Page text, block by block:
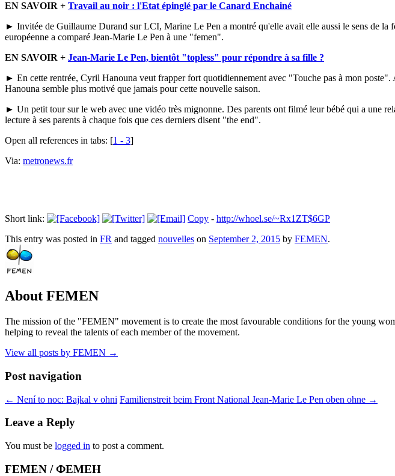
EN SAVOIR + Travail au noir : l'Etat épinglé par le Canard Enchainé
► Invitée de Guillaume Durand sur LCI, Marine Le Pen a montré qu'elle avait elle aussi le sens de
européenne a comparé Jean-Marie Le Pen à une "femen".
EN SAVOIR + Jean-Marie Le Pen, bientôt "topless" pour répondre à sa fille ?
► En cette rentrée, Cyril Hanouna veut frapper fort quotidiennement avec "Touche pas à mon
Hanouna semble plus motivé que jamais pour cette nouvelle saison.
► Un petit tour sur le web avec une vidéo très mignonne. Des parents ont filmé leur bébé qui a une
lecture à ses parents à chaque fois que ces derniers disent "the end".
Open all references in tabs: [1 - 3]
Via: metronews.fr
Short link: Copy - http://whoel.se/~Rx1ZT$6GP
This entry was posted in FR and tagged nouvelles on September 2, 2015 by FEMEN.
About FEMEN
The mission of the "FEMEN" movement is to create the most favourable conditions for the young
helping to reveal the talents of each member of the movement.
View all posts by FEMEN →
Post navigation
← Není to noc: Bajkal v ohni Familienstreit beim Front National Jean-Marie Le Pen oben ohne →
Leave a Reply
You must be logged in to post a comment.
FEMEN / ФЕМЕН